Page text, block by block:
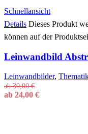
Schnellansicht
Details Dieses Produkt
können auf der
Leinwandbild
Leinwandbilder,
ab30,00€
ab 24,00 €